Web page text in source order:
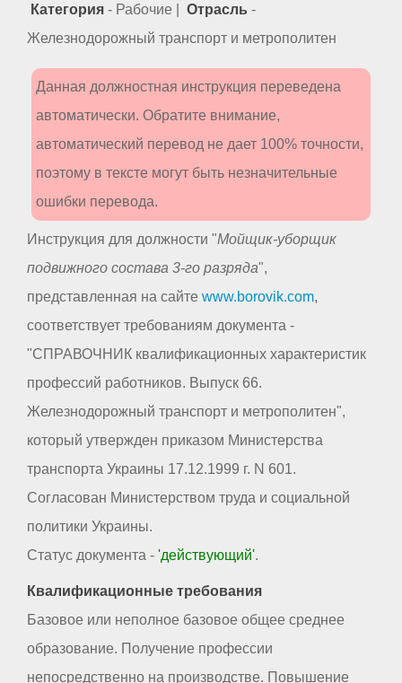
Категория - Рабочие | Отрасль -
Железнодорожный транспорт и метрополитен
Данная должностная инструкция переведена
автоматически. Обратите внимание,
автоматический перевод не дает 100% точности,
поэтому в тексте могут быть незначительные
ошибки перевода.
Инструкция для должности "Мойщик-уборщик
подвижного состава 3-го разряда",
представленная на сайте www.borovik.com,
соответствует требованиям документа -
"СПРАВОЧНИК квалификационных характеристик
профессий работников. Выпуск 66.
Железнодорожный транспорт и метрополитен",
который утвержден приказом Министерства
транспорта Украины 17.12.1999 г. N 601.
Согласован Министерством труда и социальной
политики Украины.
Статус документа - 'действующий'.
Квалификационные требования
Базовое или неполное базовое общее среднее
образование. Получение профессии
непосредственно на производстве. Повышение